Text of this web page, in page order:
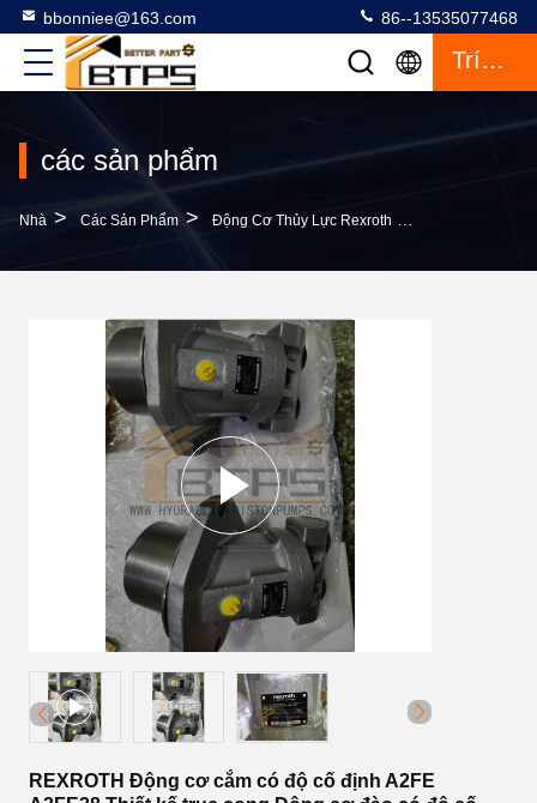
bbonniee@163.com 86--13535077468
Trích Dẫn
các sản phẩm
Nhà > Các Sản Phẩm > Động Cơ Thủy Lực Rexroth >
REXROTH Động cơ cắm có độ cố định A2FE